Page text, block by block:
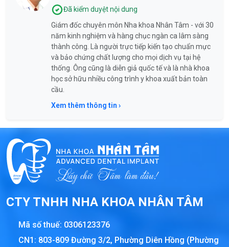
Đã kiểm duyệt nội dung
Giám đốc chuyên môn Nha khoa Nhân Tâm - với 30
năm kinh nghiệm và hàng chục ngàn ca lâm sàng
thành công. Là người trực tiếp kiến tạo chuẩn mực
và bảo chứng chất lượng cho mọi dịch vụ tại hệ
thống. Ông cũng là diễn giả quốc tế và là nhà khoa
học sở hữu nhiều công trình y khoa xuất bản toàn
cầu.
Xem thêm thông tin ›
CTY TNHH NHA KHOA NHÂN TÂM
Mã số thuế: 0306123376
CN1: 803-809 Đường 3/2, Phường Diên Hồng (Phường